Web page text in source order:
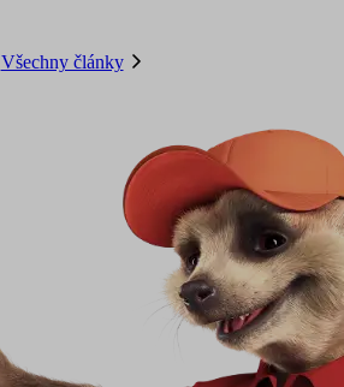
Všechny články